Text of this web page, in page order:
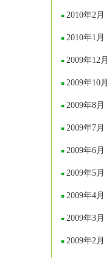
2010年2月
2010年1月
2009年12月
2009年10月
2009年8月
2009年7月
2009年6月
2009年5月
2009年4月
2009年3月
2009年2月